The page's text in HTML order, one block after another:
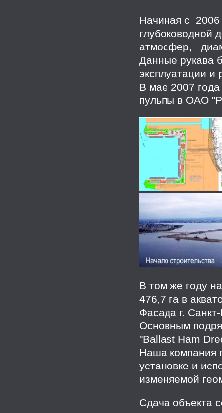
Начиная с 2006
глубоководной
атмосфер,
Данные рукава
эксплуатации и
В мае 2007
пульпы в ОАО
В том же году
476,7 га в
Фасада г.
Основным
"Ballast Ham
Наша компания
установке и
изменяемой
Сдача объекта